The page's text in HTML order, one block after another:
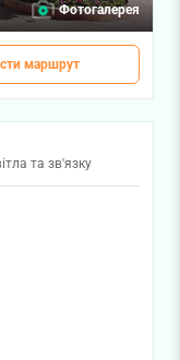
Фотогалерея
маршрут
та зв'язку